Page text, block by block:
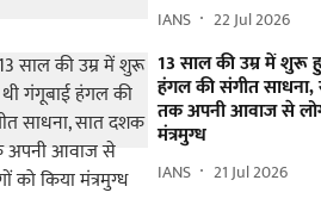
IANS 22 Jul 2026
13 साल की उम्र में शुरू
हंगल की संगीत
तक अपनी आवाज से
मंत्रमुग्ध
IANS 21 Jul 2026